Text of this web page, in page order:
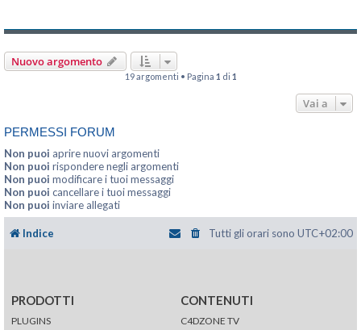
Nuovo argomento
19 argomenti • Pagina 1 di 1
Vai a
PERMESSI FORUM
Non puoi aprire nuovi argomenti
Non puoi rispondere negli argomenti
Non puoi modificare i tuoi messaggi
Non puoi cancellare i tuoi messaggi
Non puoi inviare allegati
Indice Tutti gli orari sono UTC+02:00
PRODOTTI
PLUGINS
CONTENUTI
C4DZONE TV